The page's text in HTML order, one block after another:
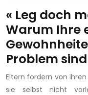
« Leg doch
Warum Ihre
Problem sind
Eltern fordern von
sie selbst nicht